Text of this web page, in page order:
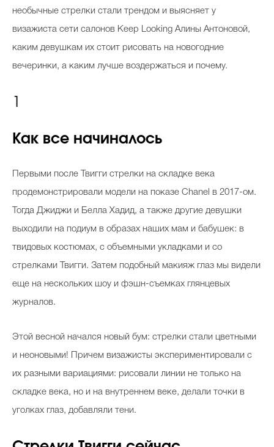
необычные стрелки стали трендом и выясняет у
визажиста сети салонов Keep Looking Алины Антоновой,
каким девушкам их стоит рисовать на новогодние
вечеринки, а каким лучше воздержаться и почему.
Как все начиналось
Первыми после Твигги стрелки на складке века
продемонстрировали модели на показе Chanel в 2017-ом.
Тогда Джиджи и Белла Хадид, а также другие девушки
выходили на подиум в образах наших мам и бабушек: в
твидовых костюмах, с объемными укладками и со
стрелками Твигги. Затем подобный макияж глаз мы видели
еще на нескольких шоу и фэшн-съемках глянцевых
журналов.
Этой весной начался новый бум: стрелки стали цветными
и неоновыми! Причем визажисты экспериментировали c
их разными вариациями: рисовали линии не только на
складке века, но и на внутреннем веке, делали точки в
уголках глаз, добавляли тени.